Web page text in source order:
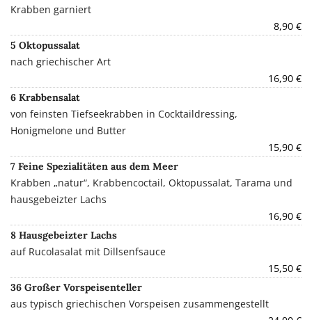
Krabben garniert
8,90 €
5 Oktopussalat
nach griechischer Art
16,90 €
6 Krabbensalat
von feinsten Tiefseekrabben in Cocktaildressing,
Honigmelone und Butter
15,90 €
7 Feine Spezialitäten aus dem Meer
Krabben „natur“, Krabbencoctail, Oktopussalat, Tarama und
hausgebeizter Lachs
16,90 €
8 Hausgebeizter Lachs
auf Rucolasalat mit Dillsenfsauce
15,50 €
36 Großer Vorspeisenteller
aus typisch griechischen Vorspeisen zusammengestellt